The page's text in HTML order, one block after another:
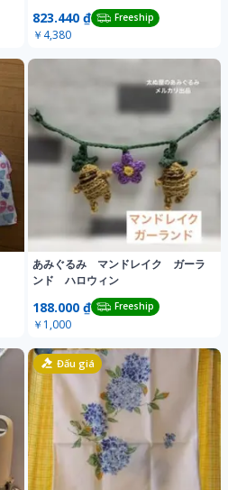
823.440 ₫ Freeship
￥4,380
あみぐるみ マンドレイク ガーラ
ンド ハロウィン
188.000 ₫ Freeship
￥1,000
Đấu giá